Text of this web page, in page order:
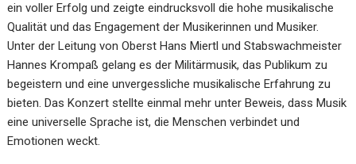
ein voller Erfolg und zeigte eindrucksvoll die hohe musikalische
Qualität und das Engagement der Musikerinnen und Musiker.
Unter der Leitung von Oberst Hans Miertl und Stabswachmeister
Hannes Krompaß gelang es der Militärmusik, das Publikum zu
begeistern und eine unvergessliche musikalische Erfahrung zu
bieten. Das Konzert stellte einmal mehr unter Beweis, dass Musik
eine universelle Sprache ist, die Menschen verbindet und
Emotionen weckt.